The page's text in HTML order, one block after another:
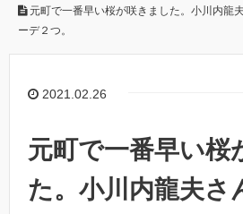
元町で一番早い桜が咲きました。小川内龍
ーデ２つ。
2021.02.26
元町で一番早い桜
た。小川内龍夫さ